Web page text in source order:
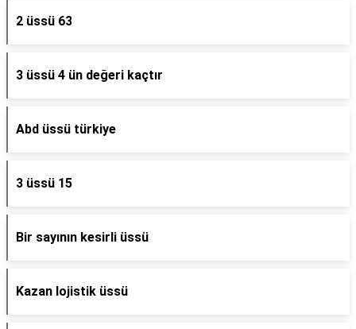
2 üssü 63
3 üssü 4 ün değeri kaçtır
Abd üssü türkiye
3 üssü 15
Bir sayının kesirli üssü
Kazan lojistik üssü